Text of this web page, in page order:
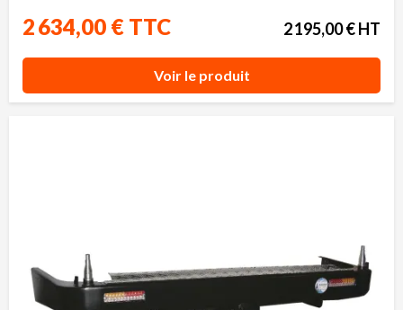
2 634,00 € TTC 2 195,00 € HT
Voir le produit